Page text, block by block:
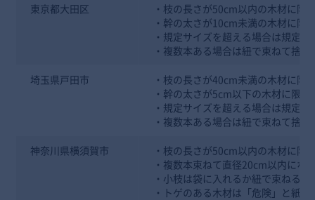
東京都大田区
・枝の長さが50cm以内の木材に限
・幹の太さが10cm未満の木材に限
・規定サイズを超える場合は規定
・複数本ある場合は紐で束ねて捨て
埼玉県戸田市
・枝の長さが40cm未満の木材に限
・幹の太さが5cm以下の木材に限る
・規定サイズを超える場合は規定
・複数本ある場合は紐で束ねて捨て
神奈川県横須賀市
・枝の長さが50cm以内の木材に限
・複数本束ねて直径20cm以内にな
・小枝は袋に入れるか紐で束ねる
・トゲのある木材は「危険」と紙